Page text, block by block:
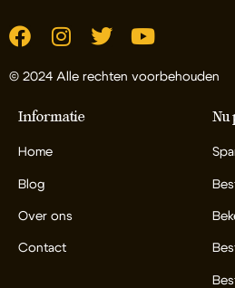
© 2024 Alle rechten voorbehouden
Informatie
Home
Blog
Over ons
Contact
Nu